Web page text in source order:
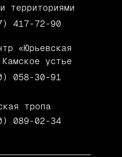
территориями
417-72-90
«Юрьевская
устье
058-30-91
тропа
089-02-34